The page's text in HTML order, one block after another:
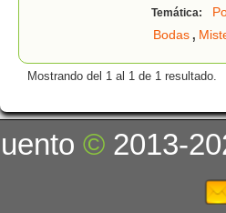
Temática:
Bodas,
Mostrando del 1 al 1 de 1 resultado.
© 2013-